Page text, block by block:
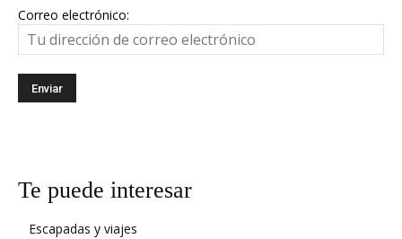
Correo electrónico:
Te puede interesar
Escapadas y viajes